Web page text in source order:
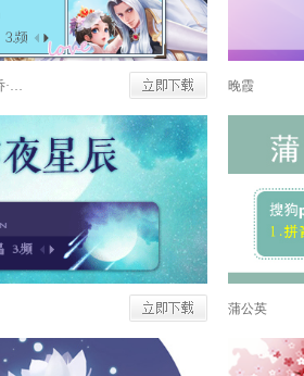
【景诺】王者荣耀·小乔·纯白花嫁 晚霞
蒲公英